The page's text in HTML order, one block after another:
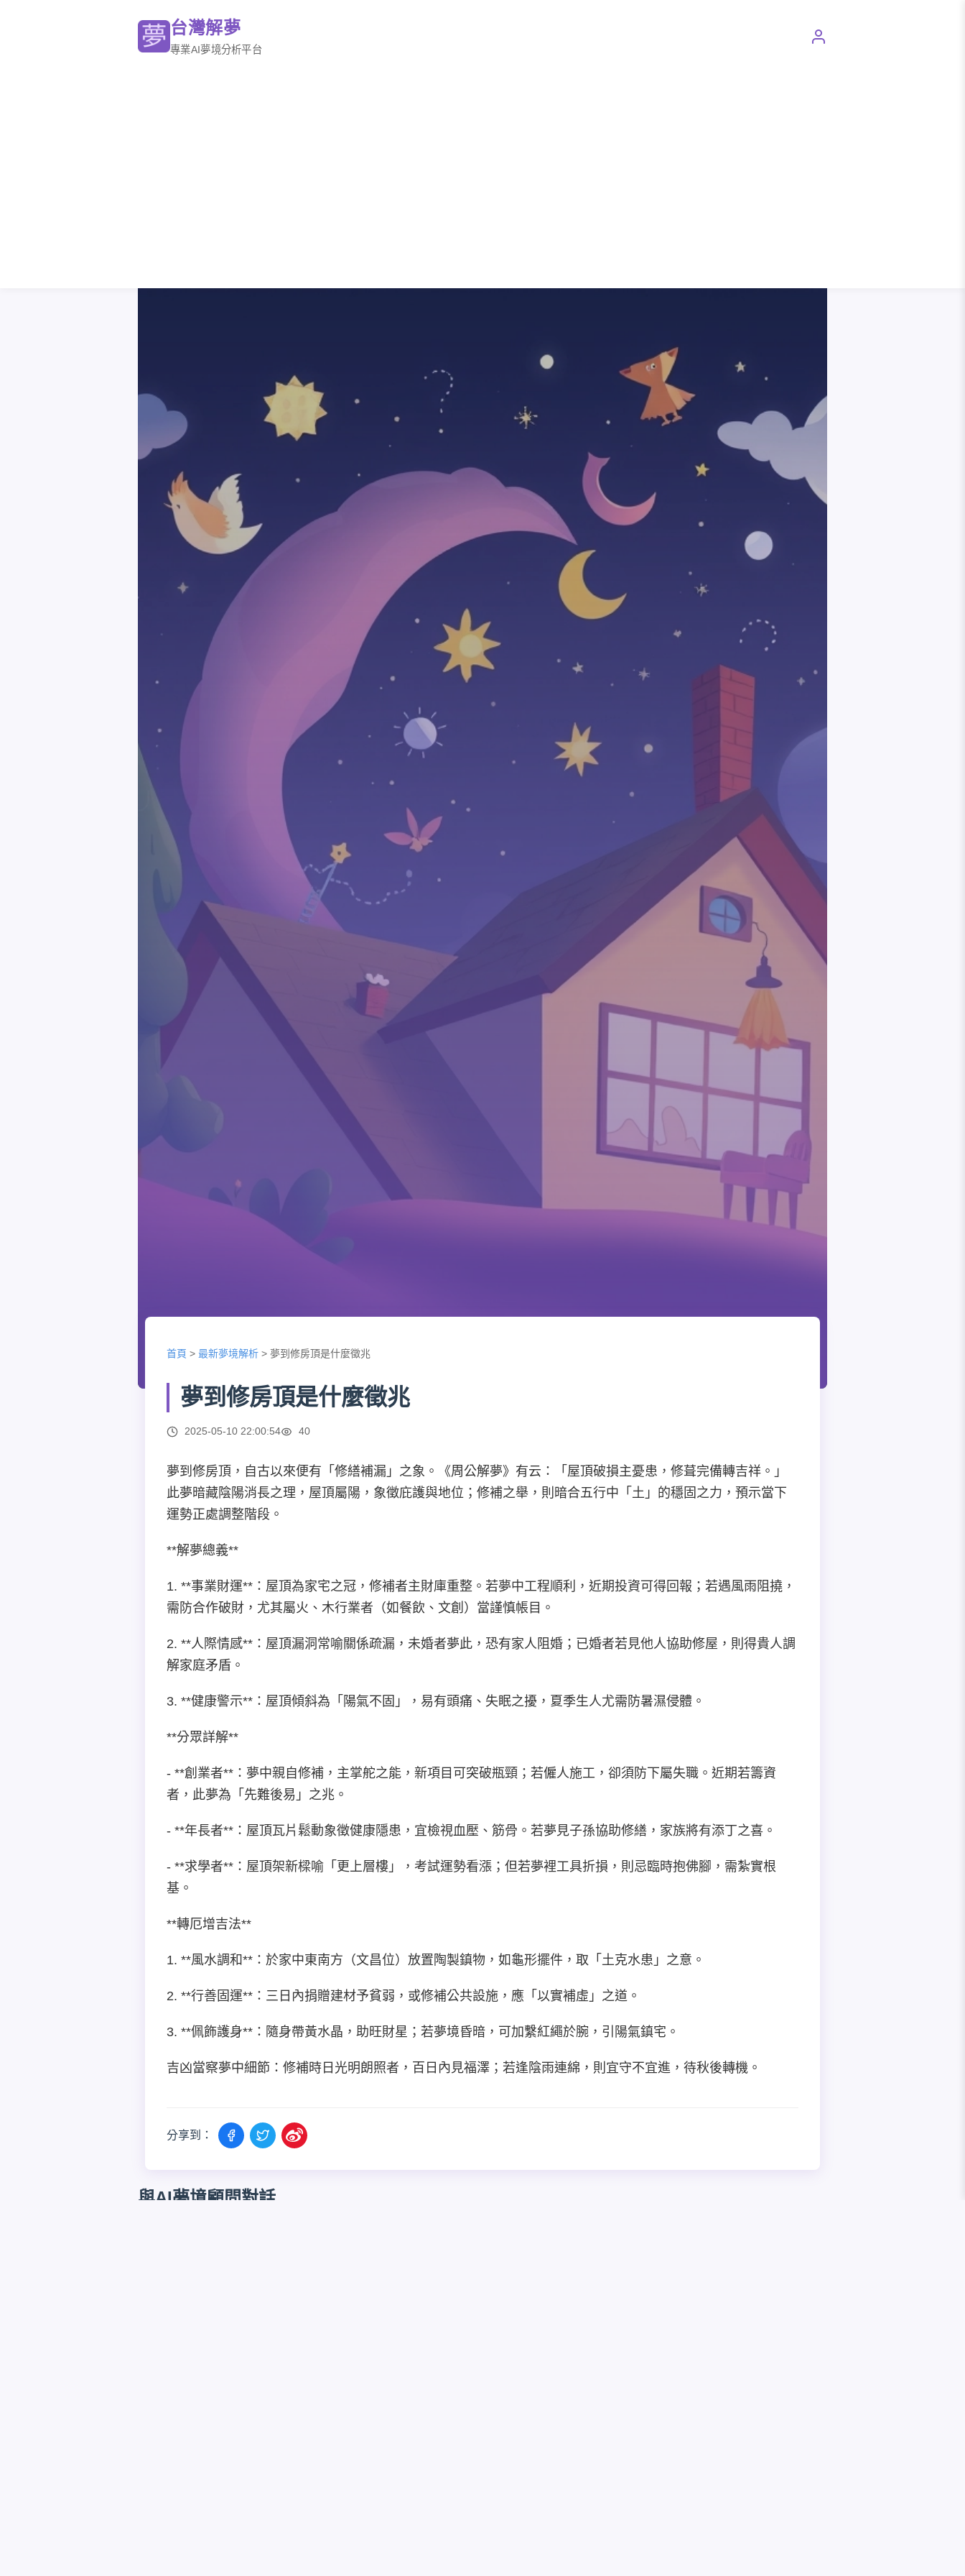
台灣解夢
專業AI夢境分析平台
首頁 > 最新夢境解析 > 夢到修房頂是什麼徵兆
夢到修房頂是什麼徵兆
2025-05-10 22:00:54 40
夢到修房頂，自古以來便有「修繕補漏」之象。《周公解夢》有云：「屋頂破損主憂患，修葺完備轉吉祥。」
此夢暗藏陰陽消長之理，屋頂屬陽，象徵庇護與地位；修補之舉，則暗合五行中「土」的穩固之力，預示當下
運勢正處調整階段。
**解夢總義**
1. **事業財運**：屋頂為家宅之冠，修補者主財庫重整。若夢中工程順利，近期投資可得回報；若遇風雨阻撓，
需防合作破財，尤其屬火、木行業者（如餐飲、文創）當謹慎帳目。
2. **人際情感**：屋頂漏洞常喻關係疏漏，未婚者夢此，恐有家人阻婚；已婚者若見他人協助修屋，則得貴人調
解家庭矛盾。
3. **健康警示**：屋頂傾斜為「陽氣不固」，易有頭痛、失眠之擾，夏季生人尤需防暑濕侵體。
**分眾詳解**
- **創業者**：夢中親自修補，主掌舵之能，新項目可突破瓶頸；若僱人施工，卻須防下屬失職。近期若籌資
者，此夢為「先難後易」之兆。
- **年長者**：屋頂瓦片鬆動象徵健康隱患，宜檢視血壓、筋骨。若夢見子孫協助修繕，家族將有添丁之喜。
- **求學者**：屋頂架新樑喻「更上層樓」，考試運勢看漲；但若夢裡工具折損，則忌臨時抱佛腳，需紮實根
基。
**轉厄增吉法**
1. **風水調和**：於家中東南方（文昌位）放置陶製鎮物，如龜形擺件，取「土克水患」之意。
2. **行善固運**：三日內捐贈建材予貧弱，或修補公共設施，應「以實補虛」之道。
3. **佩飾護身**：隨身帶黃水晶，助旺財星；若夢境昏暗，可加繫紅繩於腕，引陽氣鎮宅。
吉凶當察夢中細節：修補時日光明朗照者，百日內見福澤；若逢陰雨連綿，則宜守不宜進，待秋後轉機。
分享到：
與AI夢境顧問對話